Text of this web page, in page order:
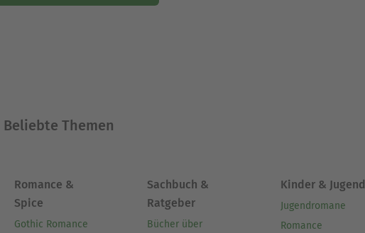
Beliebte Themen
Romance &
Spice
Gothic Romance
Sachbuch &
Ratgeber
Bücher über
Kinder & Jugend
Jugendromane
Romance